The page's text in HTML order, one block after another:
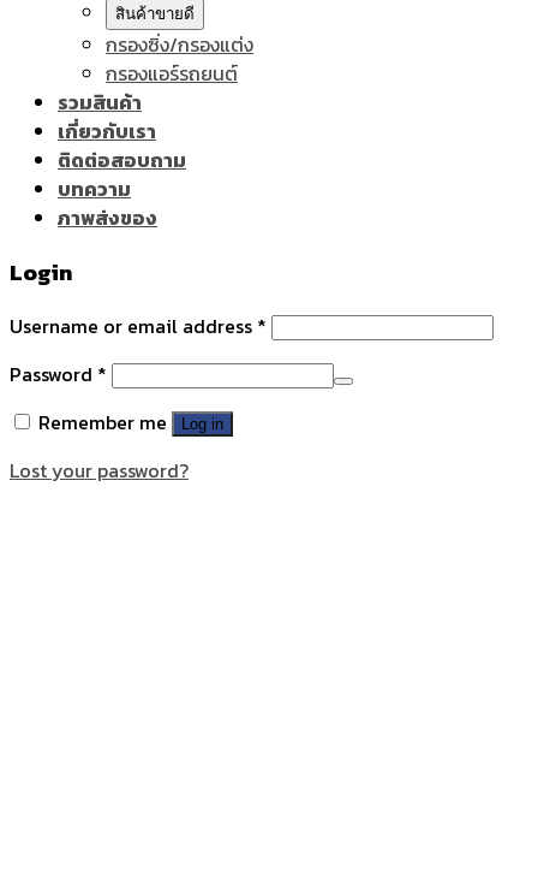
สินค้าขายดี
กรองซิ่ง/กรองแต่ง
กรองแอร์รถยนต์
รวมสินค้า
เกี่ยวกับเรา
ติดต่อสอบถาม
บทความ
ภาพส่งของ
Login
Username or email address *
Password *
Remember me
Log in
Lost your password?